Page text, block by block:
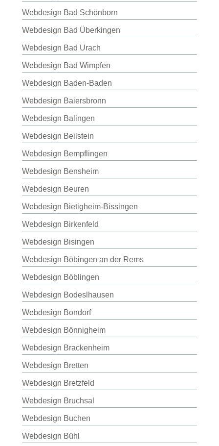
Webdesign Bad Schönborn
Webdesign Bad Überkingen
Webdesign Bad Urach
Webdesign Bad Wimpfen
Webdesign Baden-Baden
Webdesign Baiersbronn
Webdesign Balingen
Webdesign Beilstein
Webdesign Bempflingen
Webdesign Bensheim
Webdesign Beuren
Webdesign Bietigheim-Bissingen
Webdesign Birkenfeld
Webdesign Bisingen
Webdesign Böbingen an der Rems
Webdesign Böblingen
Webdesign Bodeslhausen
Webdesign Bondorf
Webdesign Bönnigheim
Webdesign Brackenheim
Webdesign Bretten
Webdesign Bretzfeld
Webdesign Bruchsal
Webdesign Buchen
Webdesign Bühl